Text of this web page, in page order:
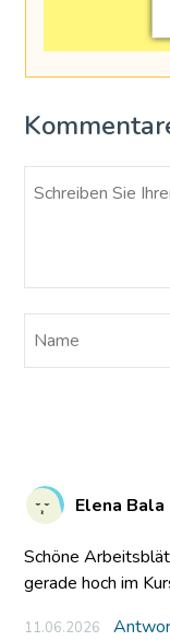
Elena Bala
Schöne
gerade hoch im
11.06.2026